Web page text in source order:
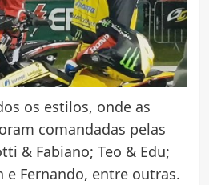
os estilos, onde as
comandadas pelas
& Fabiano; Teo & Edu;
e Fernando, entre outras.